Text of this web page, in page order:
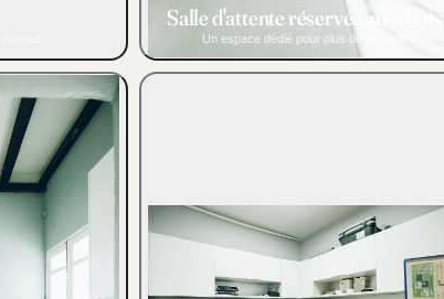
Salle d'attente réservée aux chats
Un espace dédié pour plus de sérénité